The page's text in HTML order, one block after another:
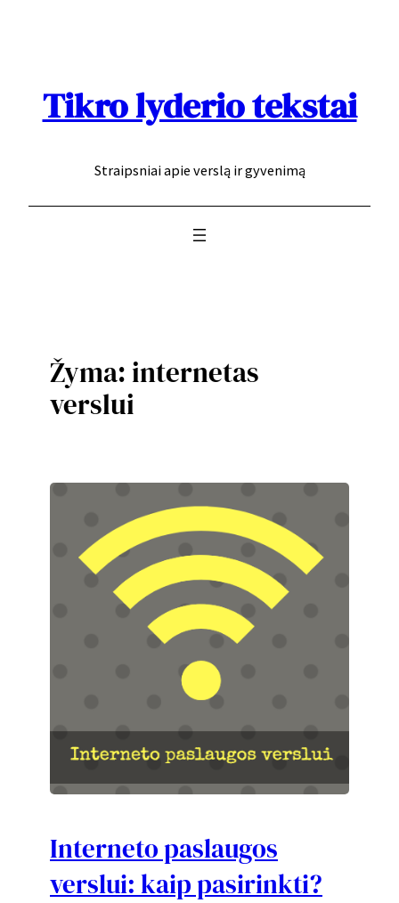
Tikro lyderio tekstai
Straipsniai apie verslą ir gyvenimą
Žyma:internetas
verslui
Interneto paslaugos
verslui: kaip pasirinkti?